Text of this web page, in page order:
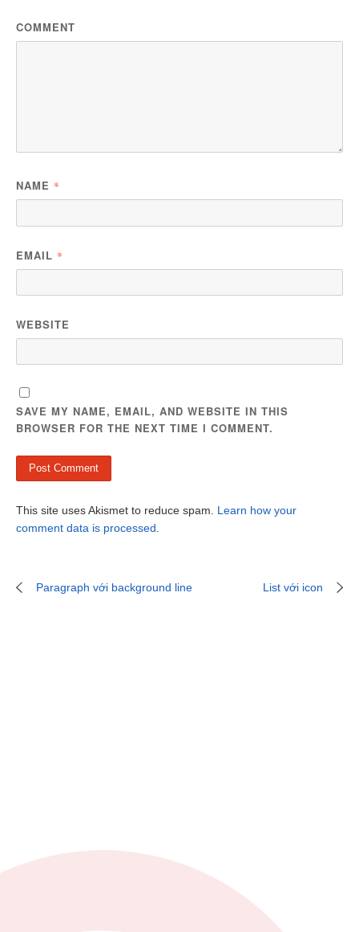
COMMENT
NAME *
EMAIL *
WEBSITE
SAVE MY NAME, EMAIL, AND WEBSITE IN THIS
BROWSER FOR THE NEXT TIME I COMMENT.
This site uses Akismet to reduce spam. Learn how your
comment data is processed
Paragraph với background line List với icon